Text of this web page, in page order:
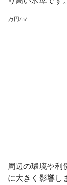
万円/㎡
周辺の環境や利
に大きく影響し